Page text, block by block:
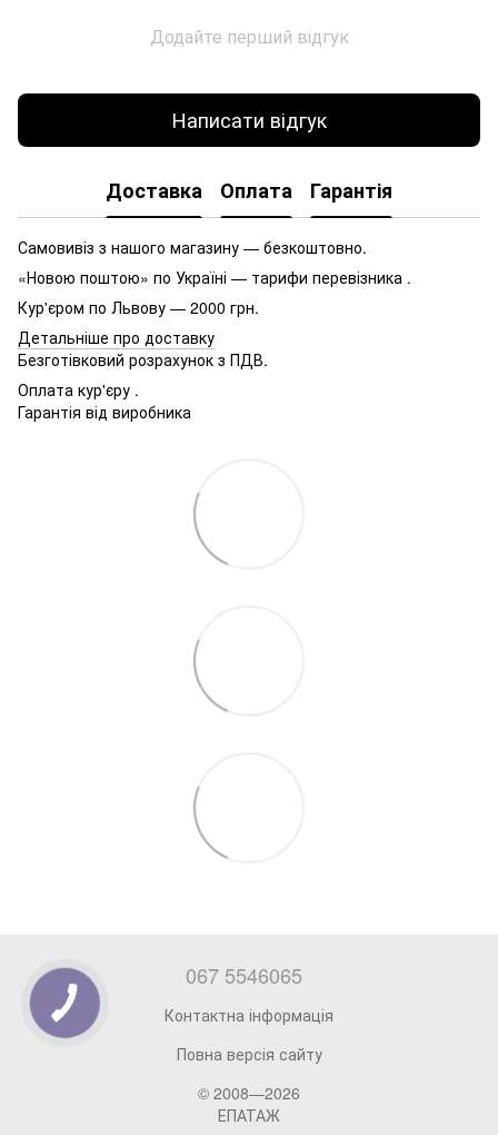
Додайте перший відгук
Написати відгук
Доставка Оплата Гарантія
Самовивіз з нашого магазину — безкоштовно.
«Новою поштою» по Україні — тарифи перевізника .
Кур'єром по Львову — 2000 грн.
Детальніше про доставку
Безготівковий розрахунок з ПДВ.
Оплата кур'єру .
Гарантія від виробника
067 5546065
Контактна інформація
Повна версія сайту
© 2008—2026
ЕПАТАЖ